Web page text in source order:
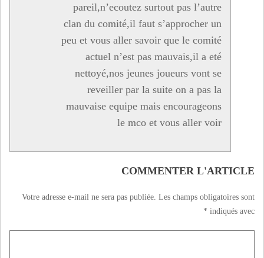
pareil,n’ecoutez surtout pas l’autre
clan du comité,il faut s’approcher un
peu et vous aller savoir que le comité
actuel n’est pas mauvais,il a eté
nettoyé,nos jeunes joueurs vont se
reveiller par la suite on a pas la
mauvaise equipe mais encourageons
le mco et vous aller voir
COMMENTER L'ARTICLE
Votre adresse e-mail ne sera pas publiée. Les champs obligatoires sont
indiqués avec
*